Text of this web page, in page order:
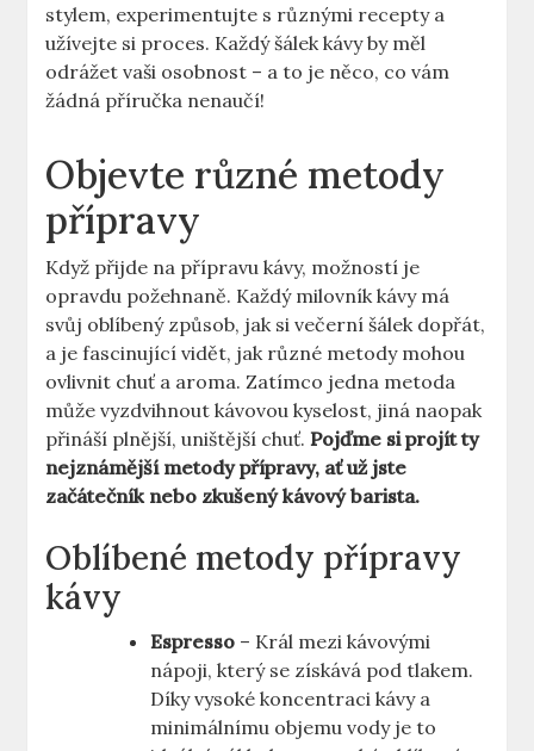
stylem, experimentujte s různými recepty a
užívejte si proces. Každý šálek kávy by měl
odrážet vaši osobnost – a to je něco, co vám
žádná příručka nenaučí!
Objevte různé metody
přípravy
Když přijde na přípravu kávy, možností je
opravdu požehnaně. Každý milovník kávy má
svůj oblíbený způsob, jak si večerní šálek dopřát,
a je fascinující vidět, jak různé metody mohou
ovlivnit chuť a aroma. Zatímco jedna metoda
může vyzdvihnout kávovou kyselost, jiná naopak
přináší plnější, uništější chuť.Pojďme si projít ty
nejznámější metody přípravy, ať už jste
začátečník nebo zkušený kávový barista.
Oblíbené metody přípravy
kávy
Espresso – Král mezi kávovými
nápoji, který se získává pod tlakem.
Díky vysoké koncentraci kávy a
minimálnímu objemu vody je to